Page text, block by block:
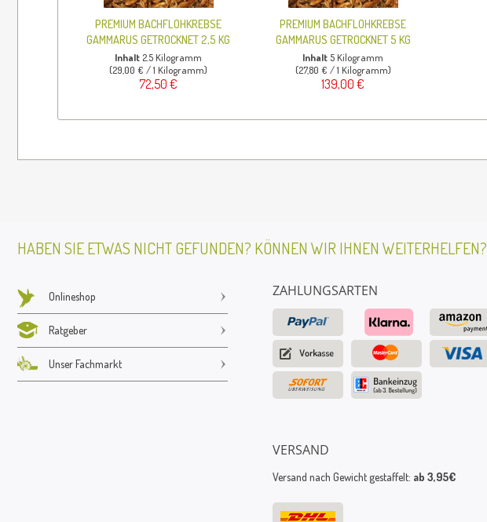
PREMIUM BACHFLOHKREBSE
GAMMARUS GETROCKNET 2,5 KG
Inhalt 2.5 Kilogramm
(29,00 € / 1 Kilogramm)
72,50 €
PREMIUM BACHFLOHKREBSE
GAMMARUS GETROCKNET 5 KG
Inhalt 5 Kilogramm
(27,80 € / 1 Kilogramm)
139,00 €
HABEN SIE ETWAS NICHT GEFUNDEN? KÖNNEN WIR IHNEN WEITERHELFEN?
Onlineshop
Ratgeber
Unser Fachmarkt
ZAHLUNGSARTEN
VERSAND
Versand nach Gewicht gestaffelt: ab 3,95€